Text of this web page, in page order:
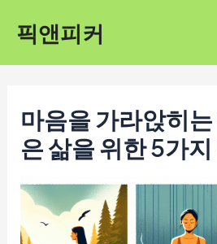
픽앤피커
마음을 가라앉히
은 삶을 위한 5가지